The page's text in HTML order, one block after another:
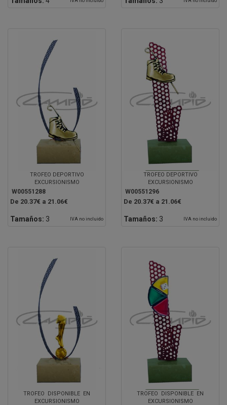
TROFEO DEPORTIVO
EXCURSIONISMO
W00551288
De 20.37€ a 21.06€
Tamaños: 3 IVA no incluido
TROFEO DEPORTIVO
EXCURSIONISMO
W00551296
De 20.37€ a 21.06€
Tamaños: 3 IVA no incluido
TROFEO DISPONIBLE EN
EXCURSIONISMO
TROFEO DISPONIBLE EN
EXCURSIONISMO